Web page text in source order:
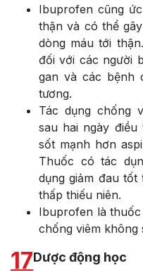
Ibuprofen cũng
thận và có thể
dòng máu tới
đối với các người
gan và các bệnh
tương.
Tác dụng chống
sau hai ngày
sốt mạnh hơn
Thuốc có tác
dụng giảm đau
thấp thiếu niên.
Ibuprofen là
chống viêm không
17Dược động học